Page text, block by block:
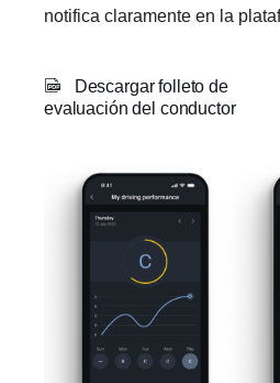
notifica claramente en la
Descargar folleto de
evaluación del conductor